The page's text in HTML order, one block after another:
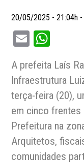
20/05/2025 - 21:04h -
Email
A prefeita Laís
Infraestrutura
terça-feira (20),
em cinco frentes
Prefeitura na
Arquitetos,
comunidades